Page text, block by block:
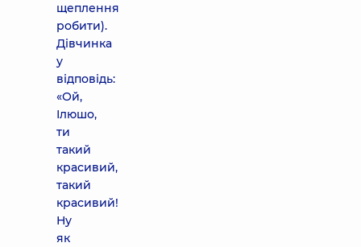
щеплення
робити).
Дівчинка
у
відповідь:
«Ой,
Ілюшо,
ти
такий
красивий,
такий
красивий!
Ну
як